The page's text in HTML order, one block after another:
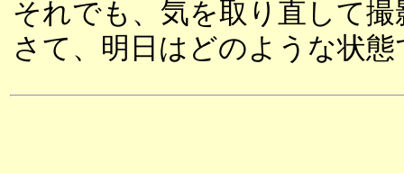
それでも、気を取り直して
さて、明日はどのような状